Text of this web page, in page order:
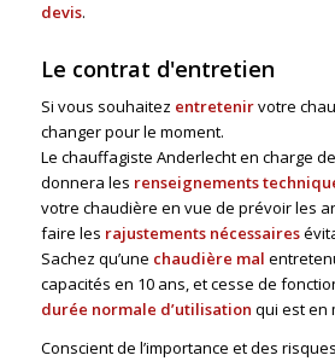
devis.
Le contrat d'entretien
Si vous souhaitez entretenirvotre
changer pour le moment.
Le chauffagiste Anderlecht en charge de
donnera les renseignements
votre chaudière en vue de prévoir les
faire les rajustements nécessaires
Sachez qu’une chaudière mal
capacités en 10 ans, et cesse de
durée normale d’utilisation qui est en
Conscient de l’importance et des